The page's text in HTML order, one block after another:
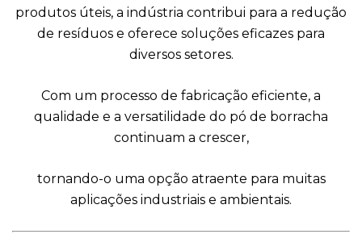
produtos úteis, a indústria contribui para a redução
de resíduos e oferece soluções eficazes para
diversos setores.
Com um processo de fabricação eficiente, a
qualidade e a versatilidade do pó de borracha
continuam a crescer,
tornando-o uma opção atraente para muitas
aplicações industriais e ambientais.